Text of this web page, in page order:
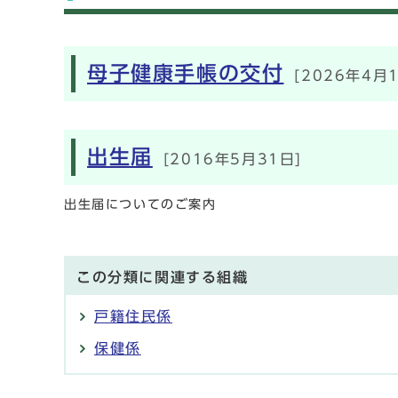
メインメニュー
母子健康手帳の交付 [2026年4月
出生届 [2016年5月31日]
出生届についてのご案内
この分類に関連する組織
戸籍住民係
保健係